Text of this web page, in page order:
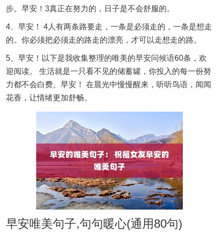
步。早安！3真正在努力的，日子是不会舒服的。
4、早安！ 4人有两条路要走，一条是必须走的，一条是想走
的。你必须把必须走的路走的漂亮，才可以走想走的路。
5、早安！以下是我收集整理的唯美的早安问候语60条，欢
迎阅读。 生活就是一只看不见的储蓄罐，你投入的每一份努
力都不会白费。早安！ 在晨光中慢慢醒来，听听鸟语，闻闻
花香，让情绪更加舒畅。
早安唯美句子,句句暖心(通用80句)